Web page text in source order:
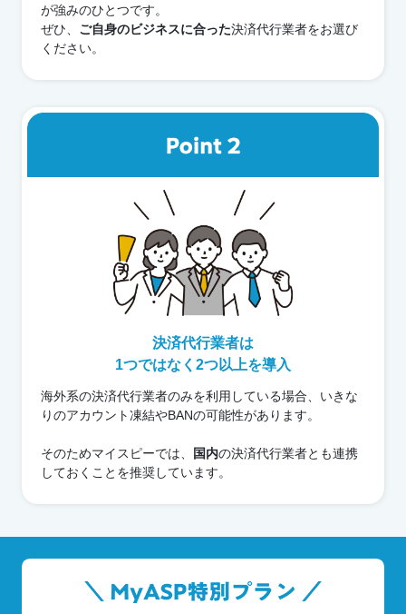
が強みのひとつです。
ぜひ、 ご自身のビジネスに合った決済代行業者をお選び
ください。
決済代行業者は
1つではなく2つ以上を導入
海外系の決済代行業者のみを利用している場合、いきな
りのアカウント凍結やBANの可能性があります。
そのためマイスピーでは、 国内の決済代行業者とも連携
しておくことを推奨しています。